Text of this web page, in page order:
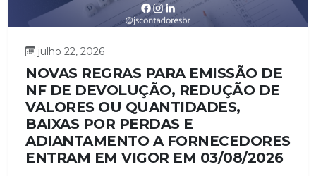
julho 22, 2026
NOVAS REGRAS PARA EMISSÃO DE
NF DE DEVOLUÇÃO, REDUÇÃO DE
VALORES OU QUANTIDADES,
BAIXAS POR PERDAS E
ADIANTAMENTO A FORNECEDORES
ENTRAM EM VIGOR EM 03/08/2026